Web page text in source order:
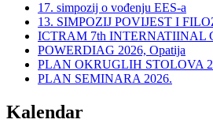
17. simpozij o vođenju EES-a
13. SIMPOZIJ POVIJEST I
ICTRAM 7th INTERNATIINAL
POWERDIAG 2026, Opatija
PLAN OKRUGLIH STOLOVA
PLAN SEMINARA 2026.
Kalendar